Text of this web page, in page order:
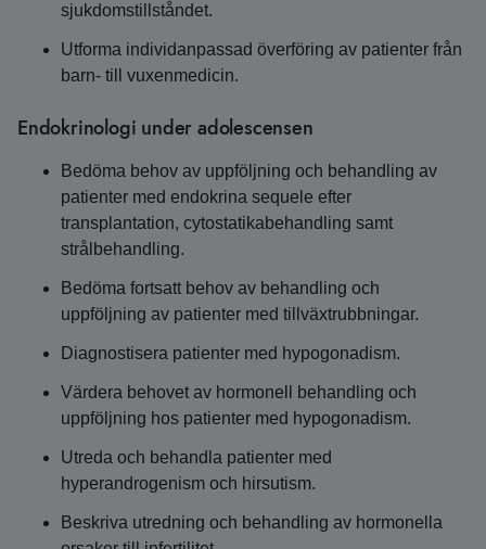
sjukdomstillståndet.
Utforma individanpassad överföring av patienter från
barn- till vuxenmedicin.
Endokrinologi under adolescensen
Bedöma behov av uppföljning och behandling av
patienter med endokrina sequele efter
transplantation, cytostatikabehandling samt
strålbehandling.
Bedöma fortsatt behov av behandling och
uppföljning av patienter med tillväxtrubbningar.
Diagnostisera patienter med hypogonadism.
Värdera behovet av hormonell behandling och
uppföljning hos patienter med hypogonadism.
Utreda och behandla patienter med
hyperandrogenism och hirsutism.
Beskriva utredning och behandling av hormonella